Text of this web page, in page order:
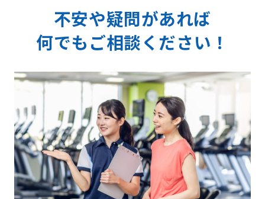
不安や疑問があれば
何でもご相談ください！